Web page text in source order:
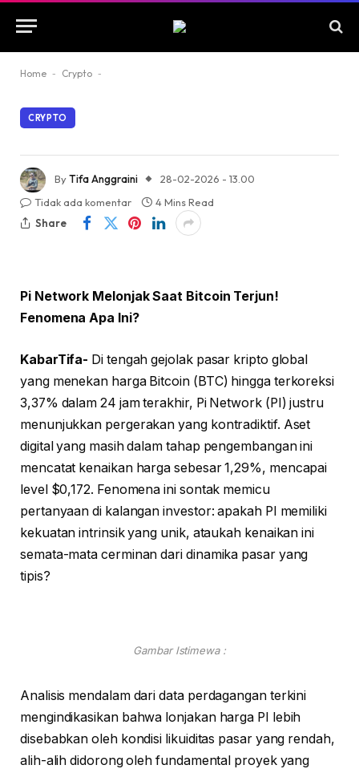
Home - Crypto -
CRYPTO
ByTifa Anggraini
28-02-2026 - 13.00
Tidak ada komentar
4 Mins Read
Share
Pi Network Melonjak Saat Bitcoin Terjun!
Fenomena Apa Ini?
KabarTifa- Di tengah gejolak pasar kripto global
yang menekan harga Bitcoin (BTC) hingga terkoreksi
3,37% dalam 24 jam terakhir, Pi Network (PI) justru
menunjukkan pergerakan yang kontradiktif. Aset
digital yang masih dalam tahap pengembangan ini
mencatat kenaikan harga sebesar 1,29%, mencapai
level $0,172. Fenomena ini sontak memicu
pertanyaan di kalangan investor: apakah PI memiliki
kekuatan intrinsik yang unik, ataukah kenaikan ini
semata-mata cerminan dari dinamika pasar yang
tipis?
Gambar Istimewa :
Analisis mendalam dari data perdagangan terkini
mengindikasikan bahwa lonjakan harga PI lebih
disebabkan oleh kondisi likuiditas pasar yang rendah,
alih-alih didorong oleh fundamental proyek yang